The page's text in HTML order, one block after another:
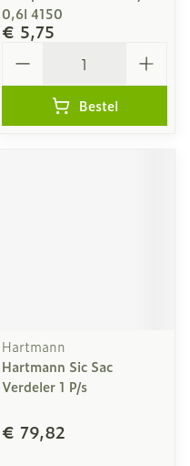
0,6l 4150
€ 5,75
Bestel
Hartmann
Hartmann Sic Sac
Verdeler 1 P/s
€ 79,82